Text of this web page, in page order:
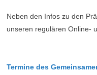
Neben den Infos zu den
unseren regulären Online-
Termine des